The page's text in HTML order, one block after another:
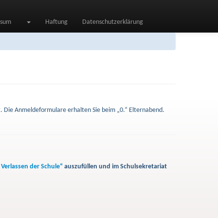
Haftung Datenschutzerklärung
Die Anmeldeformulare erhalten Sie beim „0.“ Elternabend.
der Schule“ auszufüllen und im Schulsekretariat